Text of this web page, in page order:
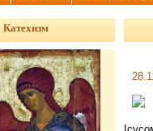
Катехизм